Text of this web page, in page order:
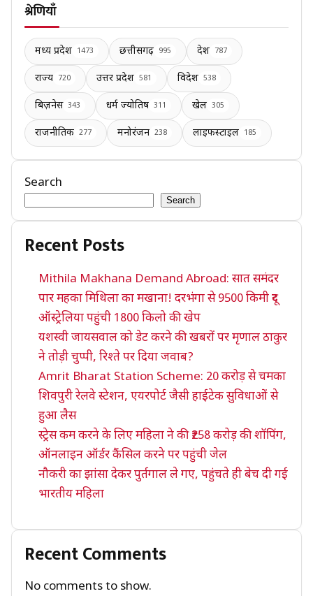
श्रेणियाँ
मध्य प्रदेश 1473 छत्तीसगढ़ 995 देश 787
राज्य 720 उत्तर प्रदेश 581 विदेश 538
बिज़नेस 343 धर्म ज्योतिष 311 खेल 305
राजनीतिक 277 मनोरंजन 238 लाइफस्टाइल 185
Search
Search
Recent Posts
Mithila Makhana Demand Abroad: सात समंदर
पार महका मिथिला का मखाना! दरभंगा से 9500 किमी दूर
ऑस्ट्रेलिया पहुंची 1800 किलो की खेप
यशस्वी जायसवाल को डेट करने की खबरों पर मृणाल ठाकुर
ने तोड़ी चुप्पी, रिश्ते पर दिया जवाब?
Amrit Bharat Station Scheme: 20 करोड़ से चमका
शिवपुरी रेलवे स्टेशन, एयरपोर्ट जैसी हाईटेक सुविधाओं से
हुआ लैस
स्ट्रेस कम करने के लिए महिला ने की ₹258 करोड़ की शॉपिंग,
ऑनलाइन ऑर्डर कैंसिल करने पर पहुंची जेल
नौकरी का झांसा देकर पुर्तगाल ले गए, पहुंचते ही बेच दी गई
भारतीय महिला
Recent Comments
No comments to show.